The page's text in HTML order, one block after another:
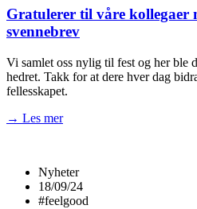
Gratulerer til våre kollegaer
svennebrev
Vi samlet oss nylig til fest og her ble
hedret. Takk for at dere hver dag
fellesskapet.
→ Les mer
Nyheter
18/09/24
#feelgood